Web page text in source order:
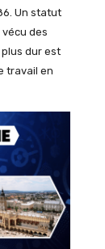
Un statut
des
dur est
travail en